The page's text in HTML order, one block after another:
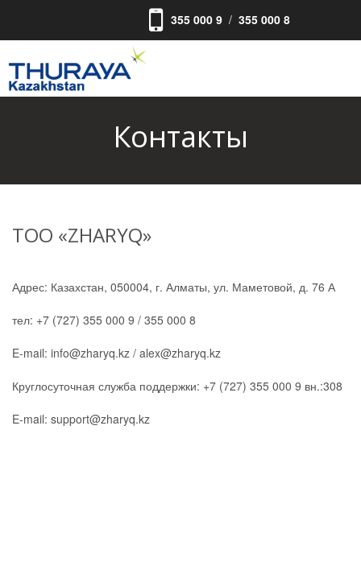
355 000 9 / 355 000 8
Контакты
ТОО «ZHARYQ»
Адрес: Казахстан, 050004, г. Алматы, ул. Маметовой, д. 76 А
тел: +7 (727) 355 000 9 / 355 000 8
E-mail: info@zharyq.kz / alex@zharyq.kz
Круглосуточная служба поддержки: +7 (727) 355 000 9 вн.:308
E-mail: support@zharyq.kz